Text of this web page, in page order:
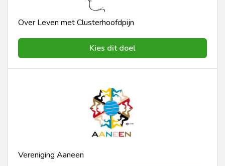
Over Leven met Clusterhoofdpijn
Kies dit doel
Vereniging Aaneen